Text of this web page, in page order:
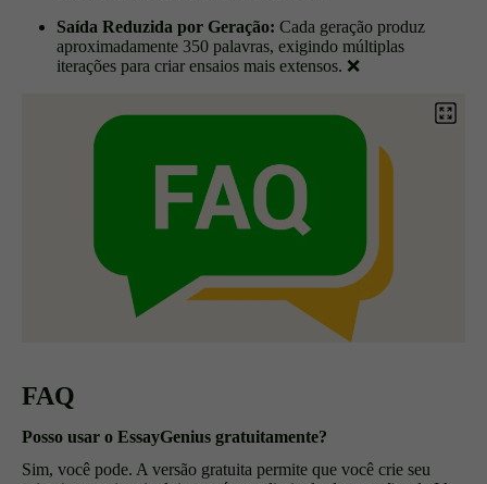
Saída Reduzida por Geração: Cada geração produz
aproximadamente 350 palavras, exigindo múltiplas
iterações para criar ensaios mais extensos. ❌
FAQ
Posso usar o EssayGenius gratuitamente?
Sim, você pode. A versão gratuita permite que você crie seu